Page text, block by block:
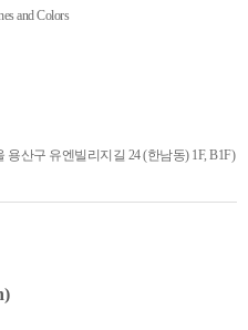
and Colors
산구 유엔빌리지길 24 (한남동) 1F, B1F)